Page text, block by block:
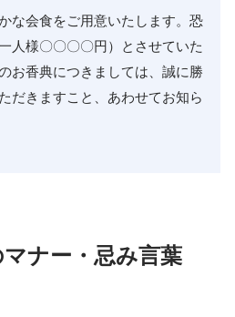
な会食をご用意いたします。恐
人様〇〇〇〇円）とさせていた
お香典につきましては、誠に勝
だきますこと、あわせてお知ら
ナー・忌み言葉